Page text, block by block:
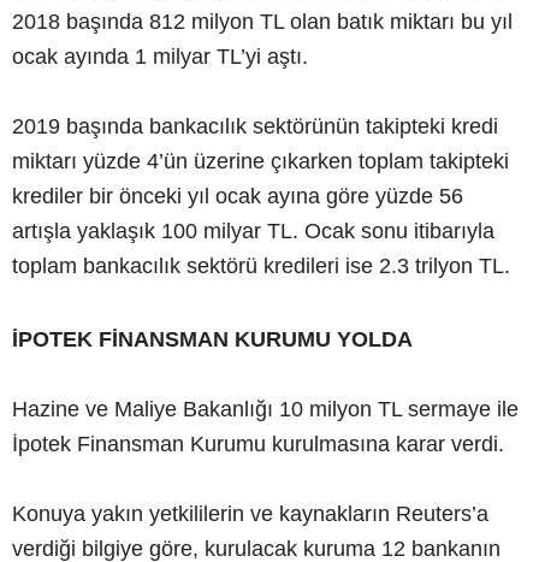
2018 başında 812 milyon TL olan batık miktarı bu yıl
ocak ayında 1 milyar TL’yi aştı.
2019 başında bankacılık sektörünün takipteki kredi
miktarı yüzde 4’ün üzerine çıkarken toplam takipteki
krediler bir önceki yıl ocak ayına göre yüzde 56
artışla yaklaşık 100 milyar TL. Ocak sonu itibarıyla
toplam bankacılık sektörü kredileri ise 2.3 trilyon TL.
İPOTEK FİNANSMAN KURUMU YOLDA
Hazine ve Maliye Bakanlığı 10 milyon TL sermaye ile
İpotek Finansman Kurumu kurulmasına karar verdi.
Konuya yakın yetkililerin ve kaynakların Reuters’a
verdiği bilgiye göre, kurulacak kuruma 12 bankanın